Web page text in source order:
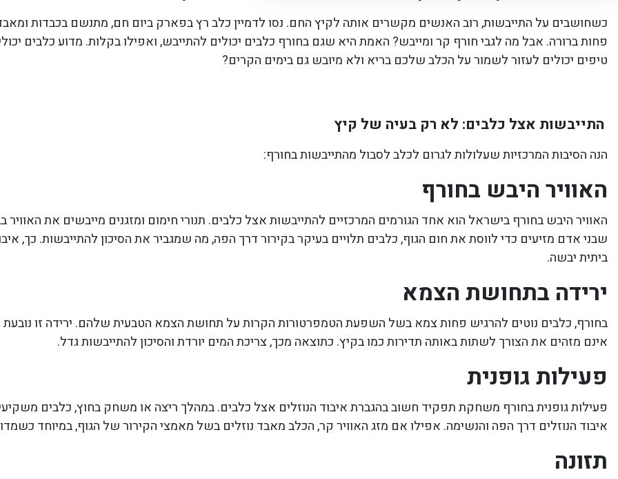
כשחושבים על התייבשות, רוב האנשים מקשרים אותה לקיץ החם. נסו לדמיין כלב רץ בפארק ביום חם, מתנשם בכבדות
פחות ברורה. אבל מה לגבי חורף קר ומייבש? האמת היא שגם בחורף כלבים יכולים להתייבש, ואפילו בקלות. מדוע כלבים
טיפים יכולים לעזור לשמור על הכלב שלכם בריא ולא מיובש גם בימים הקרים?
התייבשות אצל כלבים: לא רק בעיה של קיץ
הנה הסיבות המרכזיות שעלולות לגרום לכלב לסבול מהתייבשות בחורף:
האוויר היבש בחורף
האוויר היבש בחורף בישראל הוא אחד הגורמים המרכזיים להתייבשות אצל כלבים. תנורי חימום ומזגנים מייבשים את
שבני אדם מזיעים כדי לווסת את חום הגוף, כלבים תלויים בעיקר בקירור דרך הפה, מה שמגביר את הסיכון להתייבשות. כך,
ביתית יבשה.
ירידה בתחושת הצמא
בחורף, כלבים נוטים להרגיש פחות צמא בשל השפעת הטמפרטורות הקרות על תחושת הצמא הטבעית שלהם. ירידה זו
אינם מזהים את הצורך לשתות באותה תדירות כמו בקיץ. כתוצאה מכך, צריכת המים יורדת והסיכון להתייבשות גדל.
פעילות גופנית
פעילות גופנית בחורף משחקת תפקיד חשוב בהגברת איבוד הנוזלים אצל כלבים. במהלך ריצה או משחק בחוץ, כלבים
איבוד הנוזלים דרך הפה והנשימה. אפילו אם מזג האוויר קר, הכלב מאבד נוזלים בשל מאמצי הקירור של הגוף, במיוחד
תזונה